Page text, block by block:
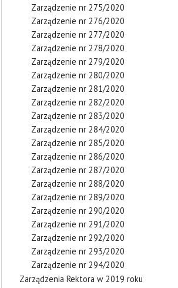
Zarządzenie nr 275/2020
Zarządzenie nr 276/2020
Zarządzenie nr 277/2020
Zarządzenie nr 278/2020
Zarządzenie nr 279/2020
Zarządzenie nr 280/2020
Zarządzenie nr 281/2020
Zarządzenie nr 282/2020
Zarządzenie nr 283/2020
Zarządzenie nr 284/2020
Zarządzenie nr 285/2020
Zarządzenie nr 286/2020
Zarządzenie nr 287/2020
Zarządzenie nr 288/2020
Zarządzenie nr 289/2020
Zarządzenie nr 290/2020
Zarządzenie nr 291/2020
Zarządzenie nr 292/2020
Zarządzenie nr 293/2020
Zarządzenie nr 294/2020
Zarządzenia Rektora w 2019 roku